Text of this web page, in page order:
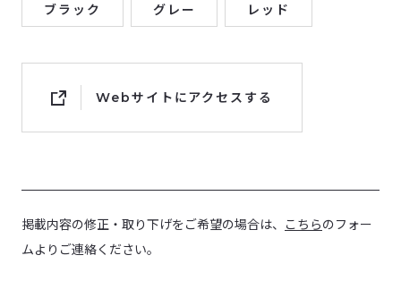
ブラック グレー レッド
Webサイトにアクセスする
掲載内容の修正・取り下げをご希望の場合は、 こちらのフォー
ムよりご連絡ください。